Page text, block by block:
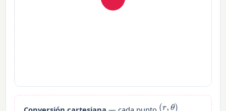
(r,θ)